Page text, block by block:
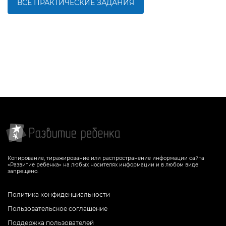
БОЛЬШЕ
ВСЕ ПРАКТИЧЕСКИЕ ЗАДАНИЯ
Копирование, тиражирование или распространение информации сайта
«Развитие ребенка» на любых носителях информации и в любом виде
запрещено.
Политика конфиденциальности
Пользовательское соглашение
Поддержка пользователей